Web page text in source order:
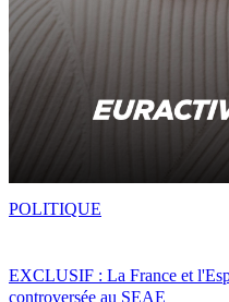
EXCLUSIF : La France et
controversée au SEAE
POLITIQUE